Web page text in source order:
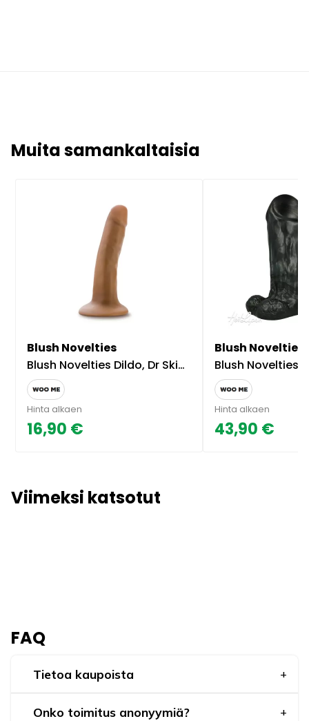
Muita samankaltaisia
Blush Novelties
Blush Novelties Dildo, Dr Skin 5.5 Tuumaa
Hinta alkaen
16,90 €
Blush Novelties
Blush Novelties Jet
Hinta alkaen
43,90 €
Viimeksi katsotut
FAQ
Tietoa kaupoista
Onko toimitus anonyymiä?